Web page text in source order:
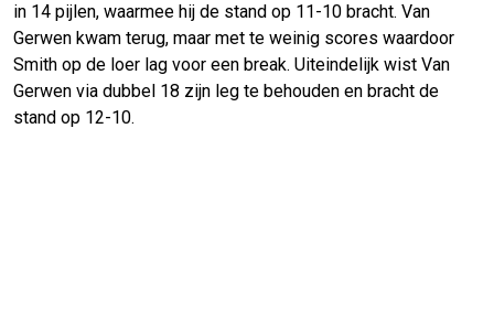
in 14 pijlen, waarmee hij de stand op 11-10 bracht. Van
Gerwen kwam terug, maar met te weinig scores waardoor
Smith op de loer lag voor een break. Uiteindelijk wist Van
Gerwen via dubbel 18 zijn leg te behouden en bracht de
stand op 12-10.